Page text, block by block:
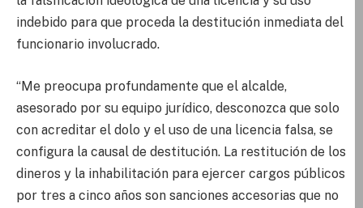
indebido para que proceda la destitución inmediata del
funcionario involucrado.
“Me preocupa profundamente que el alcalde,
asesorado por su equipo jurídico, desconozca que solo
con acreditar el dolo y el uso de una licencia falsa, se
configura la causal de destitución. La restitución de los
dineros y la inhabilitación para ejercer cargos públicos
por tres a cinco años son sanciones accesorias que no